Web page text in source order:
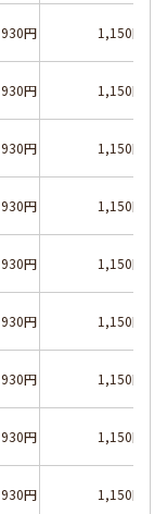
930円 1,150円
930円 1,150円
930円 1,150円
930円 1,150円
930円 1,150円
930円 1,150円
930円 1,150円
930円 1,150円
930円 1,150円